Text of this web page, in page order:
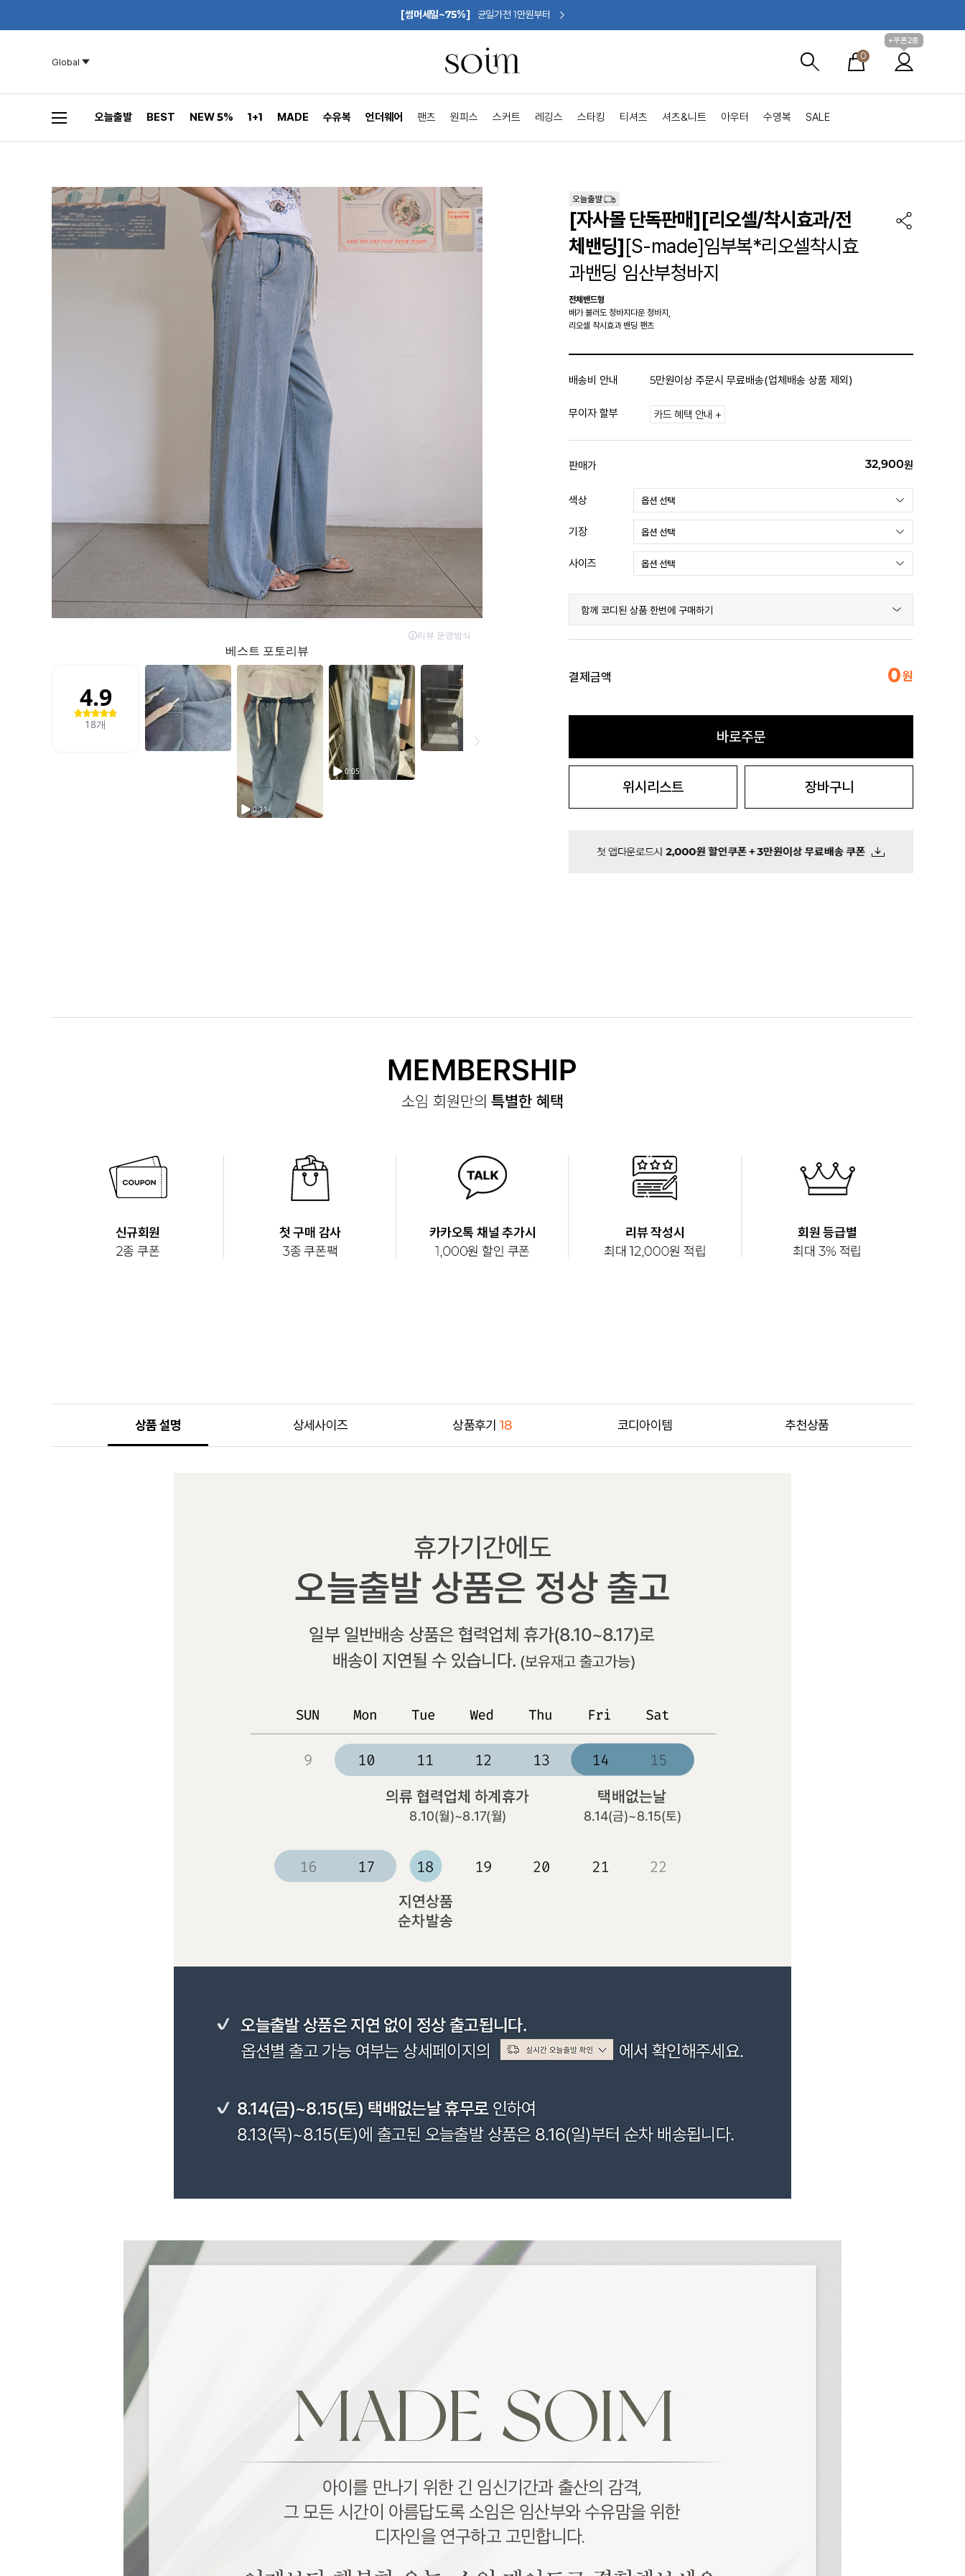
[썸머세일~75%] 균일가전 1만원부터
Global
0
+쿠폰2종
오늘출발 BEST NEW 5% 1+1 MADE 수유복 언더웨어 팬츠 원피스 스커트 레깅스 스타킹 티셔츠 셔츠&니트 아우터 수영복 SALE
[자사몰 단독판매][리오셀/착시효과/전
체밴딩][S-made]임부복*리오셀착시효
과밴딩 임산부청바지
전체밴드형
배가 불러도 청바지다운 청바지,
리오셀 착시효과 밴딩 팬츠
배송비 안내 5만원이상 주문시 무료배송(업체배송 상품 제외)
무이자 할부 카드 혜택 안내 +
판매가 32,900원
색상
기장
사이즈
함께 코디된 상품 한번에 구매하기
결제금액 0원
바로주문
위시리스트 장바구니
상품 설명 상세사이즈 상품후기18 코디아이템 추천상품